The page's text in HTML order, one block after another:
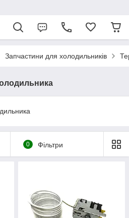
Запчастини для холодильників
0 Фільтри